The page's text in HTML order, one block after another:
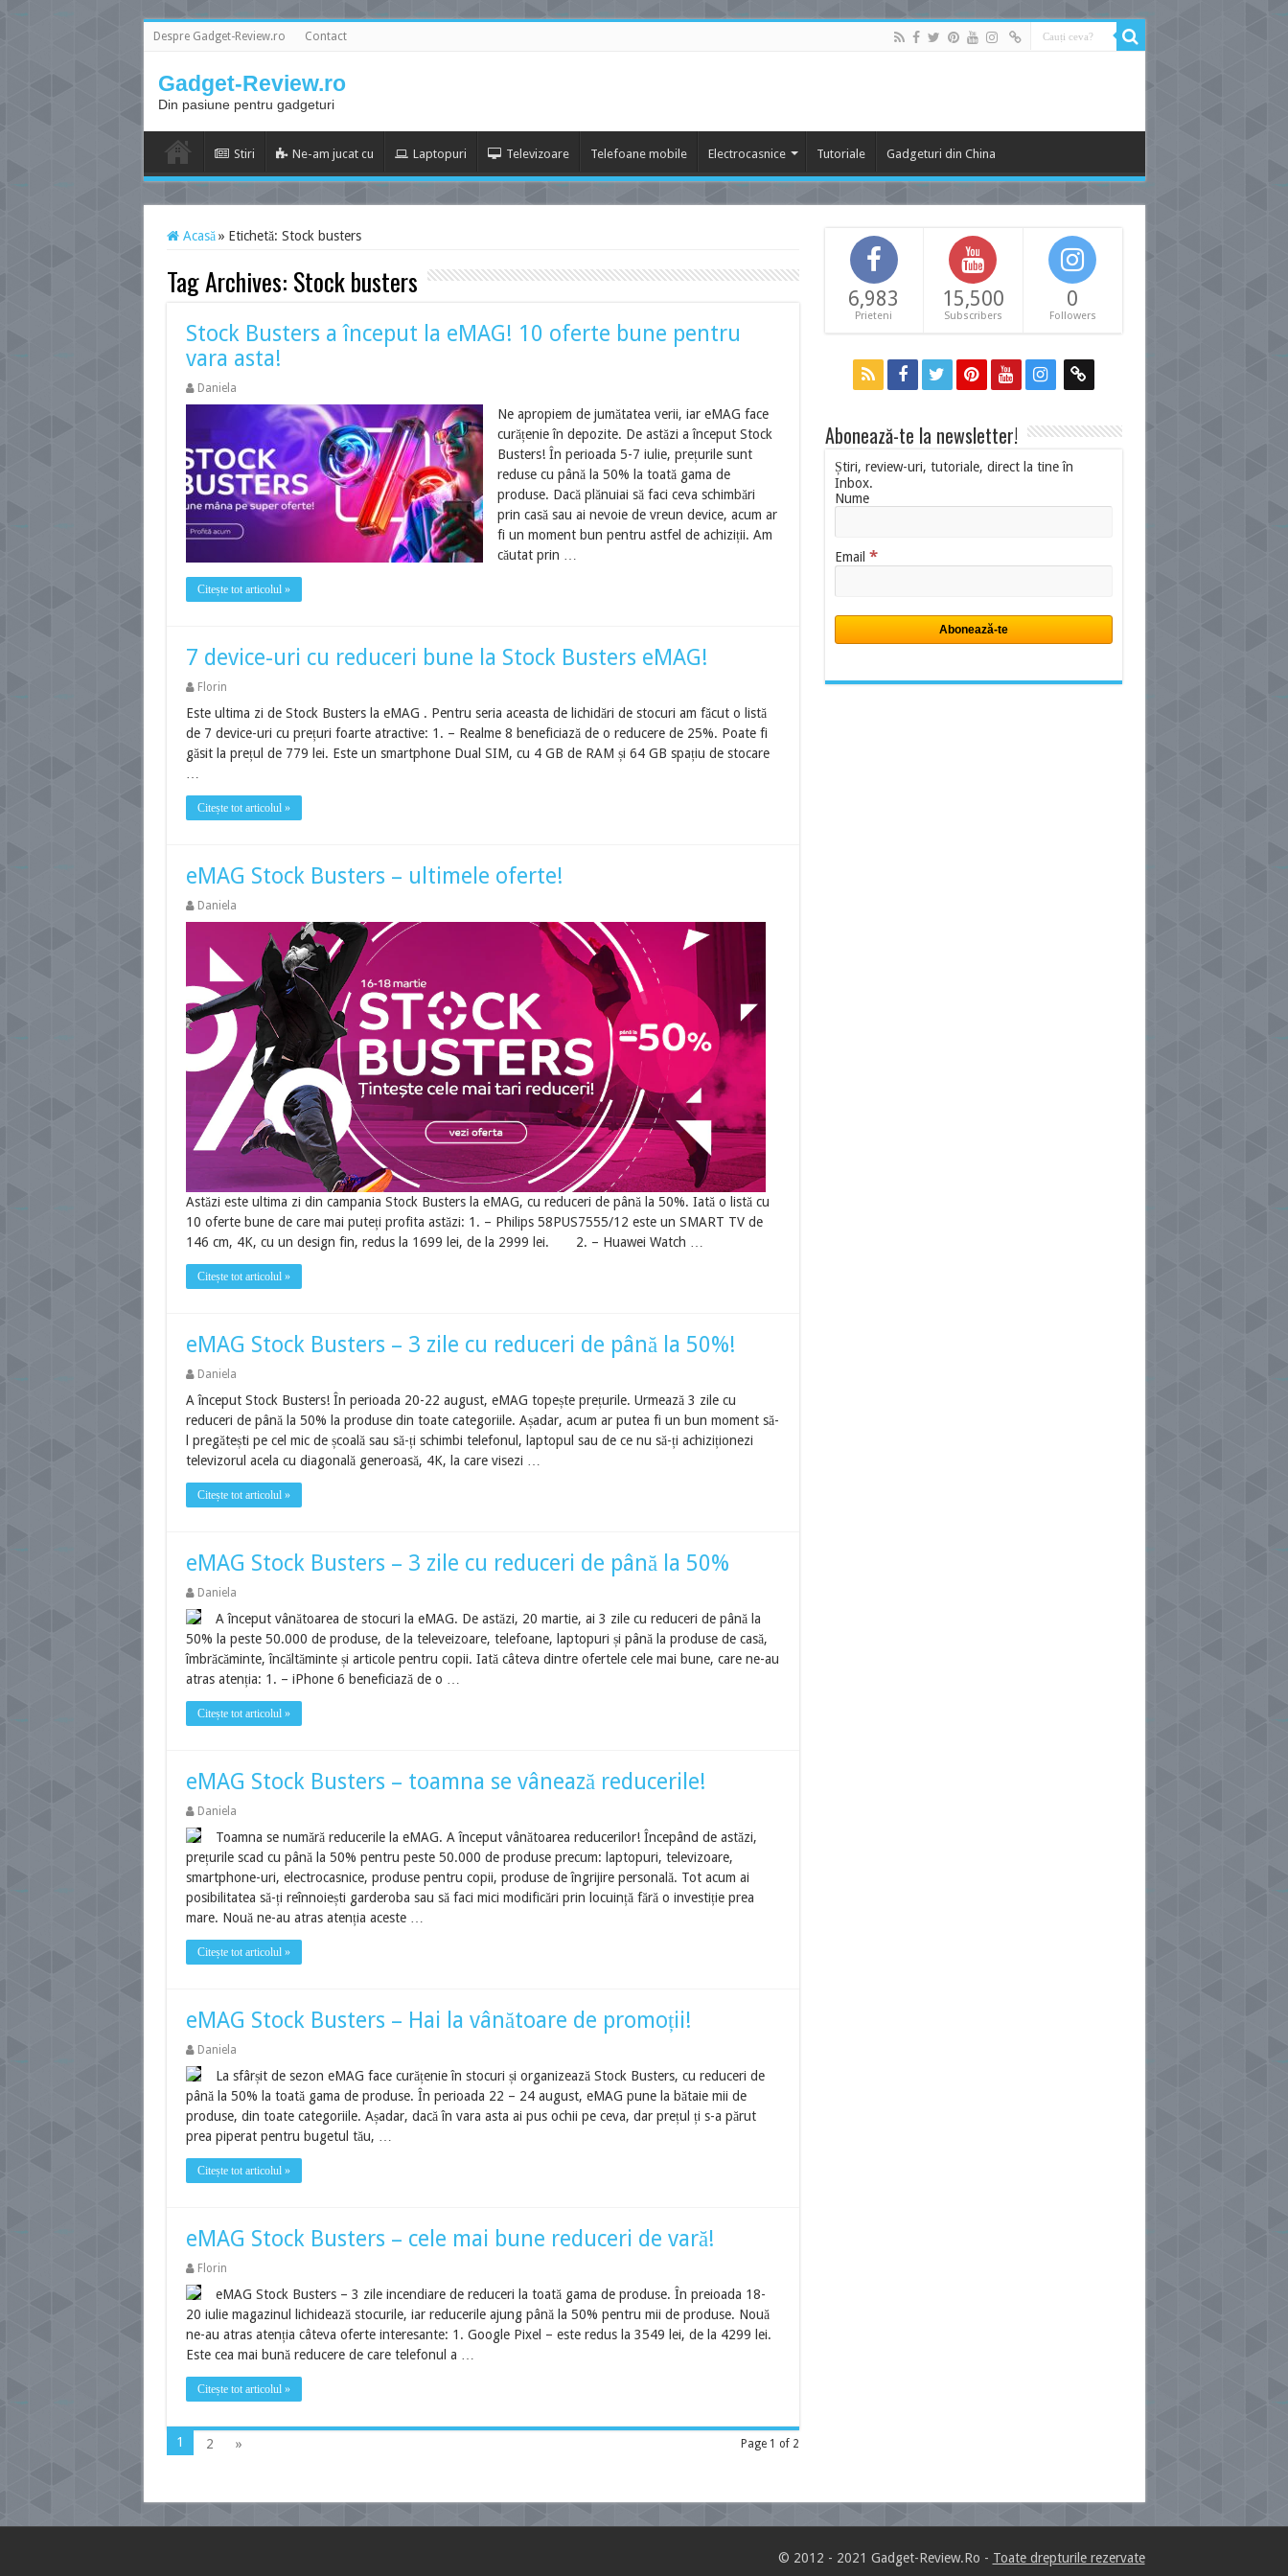
Despre Gadget-Review.ro Contact
Gadget-Review.ro
Din pasiune pentru gadgeturi
Stiri Ne-am jucat cu Laptopuri Televizoare Telefoane mobile Electrocasnice Tutoriale Gadgeturi din China
Acasă » Etichetă: Stock busters
Tag Archives: Stock busters
Stock Busters a început la eMAG! 10 oferte bune pentru
vara asta!
Daniela
Ne apropiem de jumătatea verii, iar eMAG face
curățenie în depozite. De astăzi a început Stock
Busters! În perioada 5-7 iulie, prețurile sunt
reduse cu până la 50% la toată gama de
produse. Dacă plănuiai să faci ceva schimbări
prin casă sau ai nevoie de vreun device, acum ar
fi un moment bun pentru astfel de achiziții. Am
căutat prin …
Citește tot articolul »
7 device-uri cu reduceri bune la Stock Busters eMAG!
Florin
Este ultima zi de Stock Busters la eMAG . Pentru seria aceasta de lichidări de stocuri am făcut o listă
de 7 device-uri cu prețuri foarte atractive: 1. – Realme 8 beneficiază de o reducere de 25%. Poate fi
găsit la prețul de 779 lei. Este un smartphone Dual SIM, cu 4 GB de RAM și 64 GB spațiu de stocare
Citește tot articolul »
eMAG Stock Busters – ultimele oferte!
Daniela
Astăzi este ultima zi din campania Stock Busters la eMAG, cu reduceri de până la 50%. Iată o listă cu
10 oferte bune de care mai puteți profita astăzi: 1. – Philips 58PUS7555/12 este un SMART TV de
146 cm, 4K, cu un design fin, redus la 1699 lei, de la 2999 lei. 2. – Huawei Watch …
Citește tot articolul »
eMAG Stock Busters – 3 zile cu reduceri de până la 50%!
Daniela
A început Stock Busters! În perioada 20-22 august, eMAG topește prețurile. Urmează 3 zile cu
reduceri de până la 50% la produse din toate categoriile. Așadar, acum ar putea fi un bun moment să-
l pregătești pe cel mic de școală sau să-ți schimbi telefonul, laptopul sau de ce nu să-ți achiziționezi
televizorul acela cu diagonală generoasă, 4K, la care visezi …
Citește tot articolul »
eMAG Stock Busters – 3 zile cu reduceri de până la 50%
Daniela
A început vânătoarea de stocuri la eMAG. De astăzi, 20 martie, ai 3 zile cu reduceri de până la
50% la peste 50.000 de produse, de la televeizoare, telefoane, laptopuri și până la produse de casă,
îmbrăcăminte, încăltăminte și articole pentru copii. Iată câteva dintre ofertele cele mai bune, care ne-au
atras atenția: 1. – iPhone 6 beneficiază de o …
Citește tot articolul »
eMAG Stock Busters – toamna se vânează reducerile!
Daniela
Toamna se numără reducerile la eMAG. A început vânătoarea reducerilor! Începând de astăzi,
prețurile scad cu până la 50% pentru peste 50.000 de produse precum: laptopuri, televizoare,
smartphone-uri, electrocasnice, produse pentru copii, produse de îngrijire personală. Tot acum ai
posibilitatea să-ți reînnoiești garderoba sau să faci mici modificări prin locuință fără o investiție prea
mare. Nouă ne-au atras atenția aceste …
Citește tot articolul »
eMAG Stock Busters – Hai la vânătoare de promoții!
Daniela
La sfârșit de sezon eMAG face curățenie în stocuri și organizează Stock Busters, cu reduceri de
până la 50% la toată gama de produse. În perioada 22 – 24 august, eMAG pune la bătaie mii de
produse, din toate categoriile. Așadar, dacă în vara asta ai pus ochii pe ceva, dar prețul ți s-a părut
prea piperat pentru bugetul tău, …
Citește tot articolul »
eMAG Stock Busters – cele mai bune reduceri de vară!
Florin
eMAG Stock Busters – 3 zile incendiare de reduceri la toată gama de produse. În preioada 18-
20 iulie magazinul lichidează stocurile, iar reducerile ajung până la 50% pentru mii de produse. Nouă
ne-au atras atenția câteva oferte interesante: 1. Google Pixel – este redus la 3549 lei, de la 4299 lei.
Este cea mai bună reducere de care telefonul a …
Citește tot articolul »
Page 1 of 2
1 2 »
6,983
Prieteni
15,500
Subscribers
0
Followers
Abonează-te la newsletter!
Știri, review-uri, tutoriale, direct la tine în
Inbox.
Nume
Email *
© 2012 - 2021 Gadget-Review.Ro - Toate drepturile rezervate